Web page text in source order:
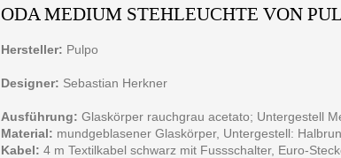
ODA MEDIUM STEHLEUCHTE VON
Hersteller: Pulpo
Designer: Sebastian Herkner
Ausführung: Glaskörper rauchgrau acetato; Untergestell
Material: mundgeblasener Glaskörper, Untergestell:
Kabel: 4 m Textilkabel schwarz mit Fussschalter, Euro-